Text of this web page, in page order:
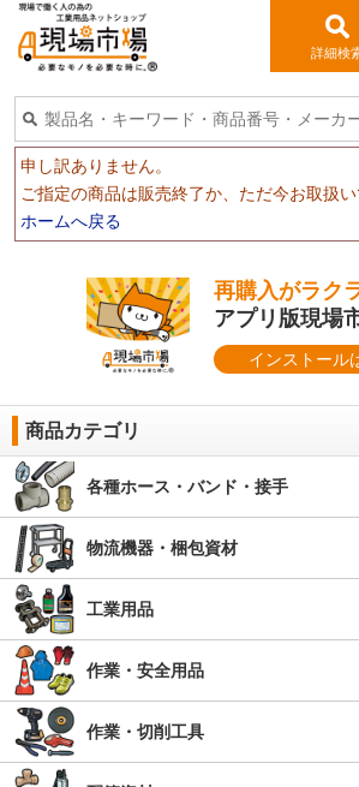
詳細検
申し訳ありません。
ご指定の商品は販売終了か、ただ今お取扱い
ホームへ戻る
再購入がラク
アプリ版現場
インストール
商品カテゴリ
各種ホース・バンド・接手
物流機器・梱包資材
工業用品
作業・安全用品
作業・切削工具